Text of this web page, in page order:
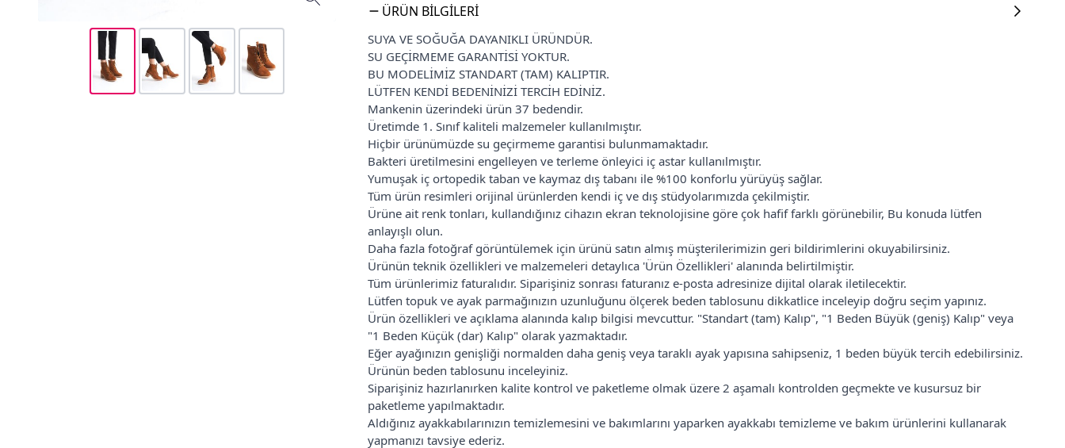
ÜRÜN BILGILERI
SUYA VE SOĞUĞA DAYANIKLI ÜRÜNDÜR.
SU GEÇİRMEME GARANTİSİ YOKTUR.
BU MODELİMİZ STANDART (TAM) KALIPTIR.
LÜTFEN KENDİ BEDENİNİZİ TERCİH EDİNİZ.
Mankenin üzerindeki ürün 37 bedendir.
Üretimde 1. Sınıf kaliteli malzemeler kullanılmıştır.
Hiçbir ürünümüzde su geçirmeme garantisi bulunmamaktadır.
Bakteri üretilmesini engelleyen ve terleme önleyici iç astar kullanılmıştır.
Yumuşak iç ortopedik taban ve kaymaz dış tabanı ile %100 konforlu yürüyüş sağlar.
Tüm ürün resimleri orijinal ürünlerden kendi iç ve dış stüdyolarımızda çekilmiştir.
Ürüne ait renk tonları, kullandığınız cihazın ekran teknolojisine göre çok hafif farklı görünebilir, Bu konuda lütfen
anlayışlı olun.
Daha fazla fotoğraf görüntülemek için ürünü satın almış müşterilerimizin geri bildirimlerini okuyabilirsiniz.
Ürünün teknik özellikleri ve malzemeleri detaylıca 'Ürün Özellikleri' alanında belirtilmiştir.
Tüm ürünlerimiz faturalıdır. Siparişiniz sonrası faturanız e-posta adresinize dijital olarak iletilecektir.
Lütfen topuk ve ayak parmağınızın uzunluğunu ölçerek beden tablosunu dikkatlice inceleyip doğru seçim yapınız.
Ürün özellikleri ve açıklama alanında kalıp bilgisi mevcuttur. "Standart (tam) Kalıp", "1 Beden Büyük (geniş) Kalıp" veya
"1 Beden Küçük (dar) Kalıp" olarak yazmaktadır.
Eğer ayağınızın genişliği normalden daha geniş veya taraklı ayak yapısına sahipseniz, 1 beden büyük tercih edebilirsiniz.
Ürünün beden tablosunu inceleyiniz.
Siparişiniz hazırlanırken kalite kontrol ve paketleme olmak üzere 2 aşamalı kontrolden geçmekte ve kusursuz bir
paketleme yapılmaktadır.
Aldığınız ayakkabılarınızın temizlemesini ve bakımlarını yaparken ayakkabı temizleme ve bakım ürünlerini kullanarak
yapmanızı tavsiye ederiz.